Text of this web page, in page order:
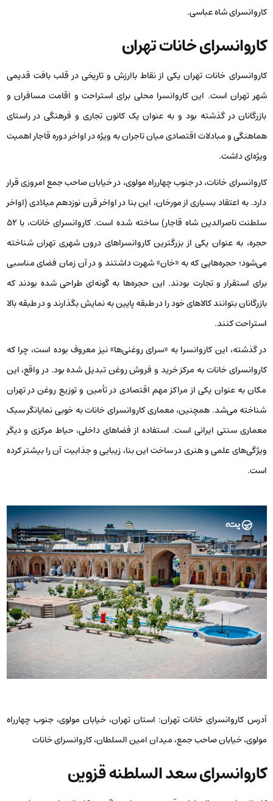
کاروانسرای شاه عباسی.
کاروانسرای خانات تهران
کاروانسرای خانات تهران یکی از نقاط باارزش و تاریخی در قلب بافت قدیمی
شهر تهران است. این کاروانسرا محلی برای استراحت و اقامت مسافران و
بازرگانان در گذشته بود و به عنوان یک کانون تجاری و فرهنگی در راستای
هماهنگی و مبادلات اقتصادی میان تاجران به ویژه در اواخر دوره قاجار اهمیت
ویژه‌ای داشت.
کاروانسرای خانات، در جنوب چهارراه مولوی، در خیابان صاحب جمع امروزی قرار
دارد. به اعتقاد بسیاری از مورخان، این بنا در اواخر قرن نوزدهم میلادی (اواخر
سلطنت ناصرالدین شاه قاجار) ساخته شده است. کاروانسرای خانات، با ۵۲
حجره، به عنوان یکی از بزرگترین کاروانسراهای درون شهری تهران شناخته
می‌شود؛ حجره‌هایی که به «خان» شهرت داشتند و در آن زمان فضای مناسبی
برای استقرار و تجارت بودند. این حجره‌ها به گونه‌ای طراحی شده بودند که
بازرگانان بتوانند کالاهای خود را در طبقه پایین به نمایش بگذارند و در طبقه بالا
استراحت کنند.
در گذشته، این کاروانسرا به «سرای روغنی‌ها» نیز معروف بوده است، چرا که
کاروانسرای خانات به مرکز خرید و فروش روغن تبدیل شده بود. در واقع، این
مکان به عنوان یکی از مراکز مهم اقتصادی در تأمین و توزیع روغن در تهران
شناخته می‌شد. همچنین، معماری کاروانسرای خانات به خوبی نمایانگر سبک
معماری سنتی ایرانی است. استفاده از فضاهای داخلی، حیاط مرکزی و دیگر
ویژگی‌های علمی و هنری در ساخت این بنا، زیبایی و جذابیت آن را بیشتر کرده
است.
آدرس کاروانسرای خانات تهران: استان تهران، خیابان مولوی، جنوب چهارراه
مولوی، خیابان صاحب جمع، میدان امین ‌السلطان، کاروانسرای خانات
کاروانسرای سعد السلطنه قزوین